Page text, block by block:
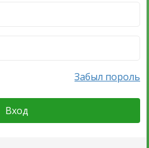
Забыл пороль
Вход